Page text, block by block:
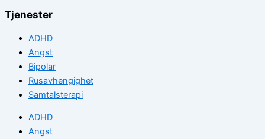
Tjenester
ADHD
Angst
Bipolar
Rusavhengighet
Samtalsterapi
ADHD
Angst